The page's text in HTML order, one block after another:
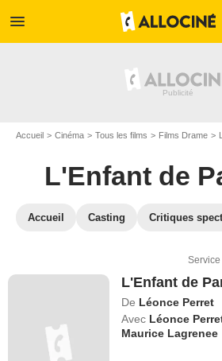
menu
Accueil Cinéma Tous les films Films Drame
L'Enfant de
Accueil Casting Critiques
L'Enfant de
De Léonce Perret
Avec Léonce
Maurice Lagrenee